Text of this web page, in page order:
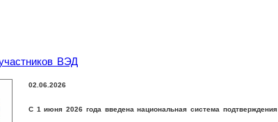
ВЭД
02.06.2026
С 1 июня 2026 года введена национальная система